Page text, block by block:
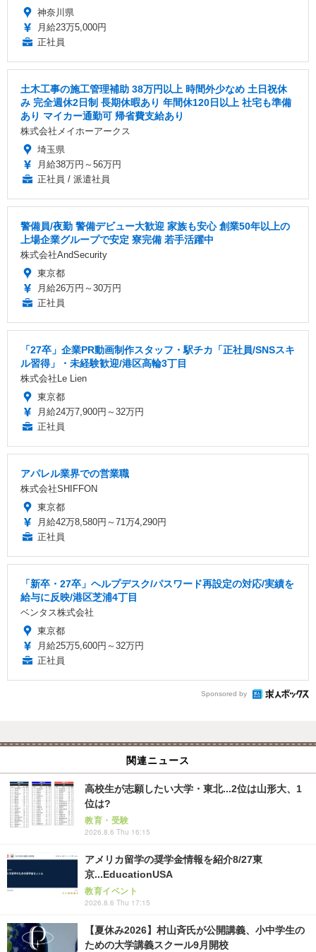
神奈川県
月給23万5,000円
正社員
土木工事の施工管理補助 38万円以上 時間外少なめ 土日祝休
み 完全週休2日制 長期休暇あり 年間休120日以上 社宅も準備
あり マイカー通勤可 帰省費支給あり
株式会社メイホーアークス
埼玉県
月給38万円～56万円
正社員 / 派遣社員
警備員/夜勤 警備デビュー大歓迎 家族も安心 創業50年以上の
上場企業グループで安定 寮完備 若手活躍中
株式会社AndSecurity
東京都
月給26万円～30万円
正社員
「27卒」企業PR動画制作スタッフ・駅チカ「正社員/SNSスキ
ル習得」・未経験歓迎/港区高輪3丁目
株式会社Le Lien
東京都
月給24万7,900円～32万円
正社員
アパレル業界での営業職
株式会社SHIFFON
東京都
月給42万8,580円～71万4,290円
正社員
「新卒・27卒」ヘルプデスク/パスワード再設定の対応/実績を
給与に反映/港区芝浦4丁目
ベンタス株式会社
東京都
月給25万5,600円～32万円
正社員
Sponsored by
関連ニュース
高校生が志願したい大学・東北...2位は山形大、1
位は?
教育・受験
2026.8.6 Thu 16:15
アメリカ留学の奨学金情報を紹介8/27東
京...EducationUSA
教育イベント
2026.8.6 Thu 17:15
【夏休み2026】村山斉氏が公開講義、小中学生の
ための大学講義スクール9月開校